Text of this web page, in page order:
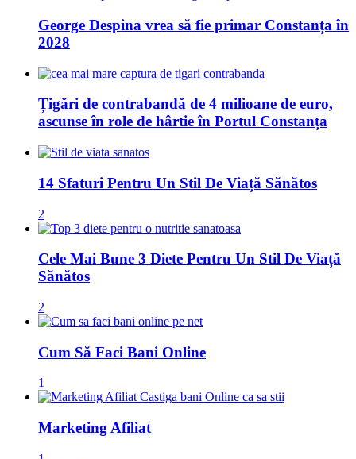
George Despina vrea să fie primar Constanța în
2028
Țigări de contrabandă de 4 milioane de euro,
ascunse în role de hârtie în Portul Constanța
14 Sfaturi Pentru Un Stil De Viață Sănătos
2
Cele Mai Bune 3 Diete Pentru Un Stil De Viață
Sănătos
2
Cum Să Faci Bani Online
1
Marketing Afiliat